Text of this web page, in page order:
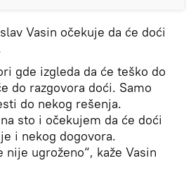
Vasin očekuje da će doći
gde izgleda da će teško do
do razgovora doći. Samo
do nekog rešenja.
sto i očekujem da će doći
i nekog dogovora.
nije ugroženo“, kaže Vasin